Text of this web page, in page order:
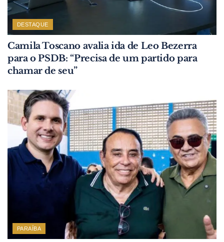
DESTAQUE
Camila Toscano avalia ida de Leo Bezerra
para o PSDB: “Precisa de um partido para
chamar de seu”
PARAÍBA